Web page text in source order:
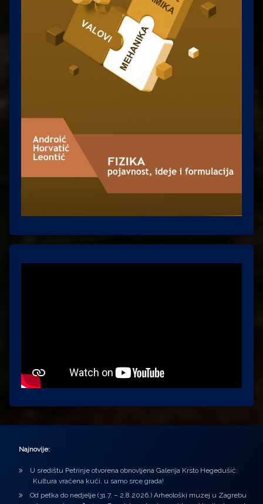
Najnovije:
U središtu Petrinje otvorena obnovljena Galerija Krsto Hegedušić:
Kultura vraćena kući, u samo srce grada!
Od petka do nedjelje (31.7. – 2.8.2026.) Arheološki muzej u Zagrebu